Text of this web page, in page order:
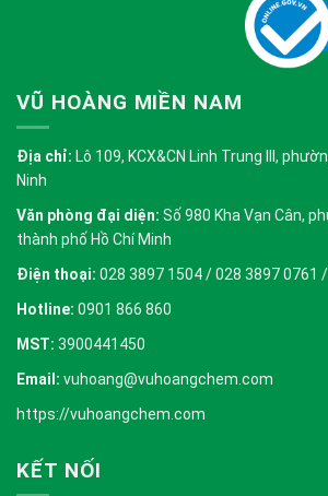
VŨ HOÀNG MIỀN NAM
Địa chỉ: Lô 109, KCX&CN Linh Trung III,
Ninh
Văn phòng đại diện: Số 980 Kha Vạn Cân,
thành phố Hồ Chí Minh
Điện thoại: 028 3897 1504 / 028 3897 0761
Hotline: 0901 866 860
MST: 3900441450
Email: vuhoang@vuhoangchem.com
https://vuhoangchem.com
KẾT NỐI